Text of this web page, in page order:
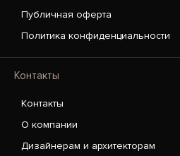
Публичная оферта
Политика конфиденциальности
Контакты
Контакты
О компании
Дизайнерам и архитекторам